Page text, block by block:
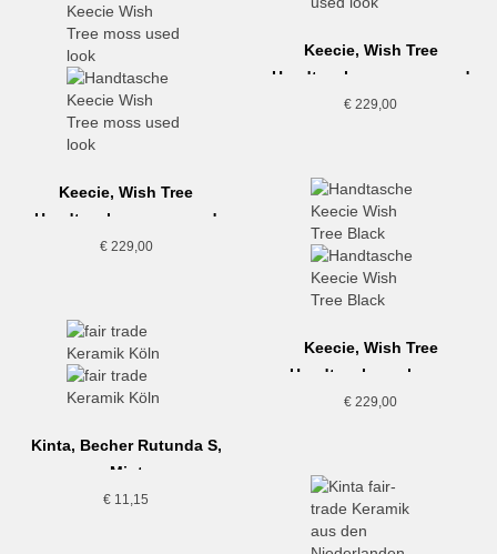
Keecie, Wish Tree
Handtasche, cognac used
look
€ 229,00
Keecie, Wish Tree
Handtasche, moss used
look
€229,00
Keecie, Wish Tree
Handtasche, schwarz
€ 229,00
Kinta, Becher Rutunda S,
Mint
€ 11,15